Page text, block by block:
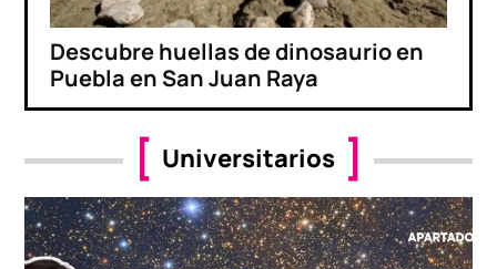
Descubre huellas de dinosaurio en
Puebla en San Juan Raya
Universitarios